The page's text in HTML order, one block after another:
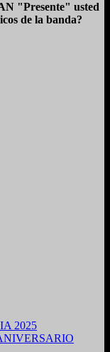
"Presente" usted
de la banda?